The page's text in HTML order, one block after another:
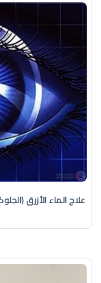
علاج الماء الأزرق